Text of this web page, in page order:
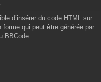
d’insérer du code HTML sur
qui peut être générée par
BBCode.